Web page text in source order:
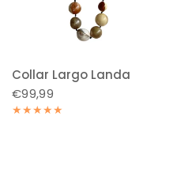
Collar Largo Landa
€99,99